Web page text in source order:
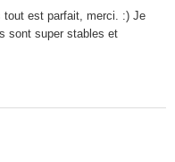
tout est parfait, merci. :) Je
sont super stables et